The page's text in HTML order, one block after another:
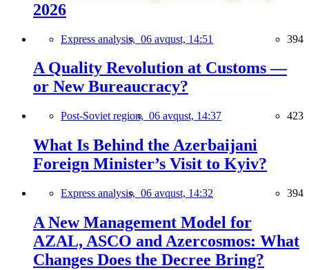
2026
Express analysis, 06 avqust, 14:51 394
A Quality Revolution at Customs —
or New Bureaucracy?
Post-Soviet region, 06 avqust, 14:37 423
What Is Behind the Azerbaijani
Foreign Minister’s Visit to Kyiv?
Express analysis, 06 avqust, 14:32 394
A New Management Model for
AZAL, ASCO and Azercosmos: What
Changes Does the Decree Bring?